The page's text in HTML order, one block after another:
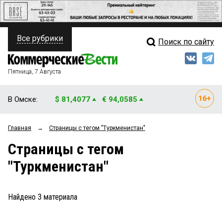
ПОЛИТИКА
ФИНАНСЫ
ОБЩЕСТВО
ЗАКОН
НОВОСТИ КОМПАНИЙ
ПРОИСШЕСТВИЯ
Свежий выпуск
Мнения
Все рубрики Поиск по сайту
Пятница, 7 Августа
В Омске: $ 81,4077 € 94,0585
Главная → Страницы c тегом "Туркменистан"
Страницы c тегом
"Туркменистан"
Найдено 3 материала